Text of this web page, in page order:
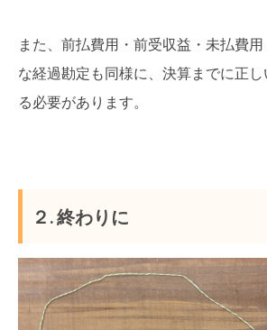
また、前払費用・前受収益・未払費用
な経過勘定も同様に、決算までに正
る必要があります。
２. 終わりに